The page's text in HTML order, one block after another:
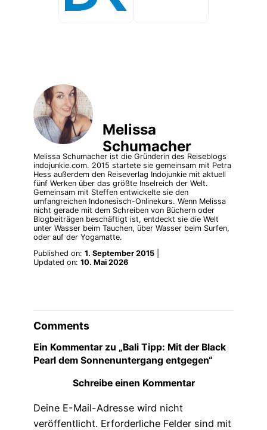
Melissa
Schumacher
Melissa Schumacher ist die Gründerin des Reiseblogs
indojunkie.com. 2015 startete sie gemeinsam mit Petra
Hess außerdem den Reiseverlag Indojunkie mit aktuell
fünf Werken über das größte Inselreich der Welt.
Gemeinsam mit Steffen entwickelte sie den
umfangreichen Indonesisch-Onlinekurs. Wenn Melissa
nicht gerade mit dem Schreiben von Büchern oder
Blogbeiträgen beschäftigt ist, entdeckt sie die Welt
unter Wasser beim Tauchen, über Wasser beim Surfen,
oder auf der Yogamatte.
Published on: 1. September 2015
Updated on: 10. Mai 2026
Comments
Ein Kommentar zu „Bali Tipp: Mit der Black
Pearl dem Sonnenuntergang entgegen“
Schreibe einen Kommentar
Deine E-Mail-Adresse wird nicht
veröffentlicht. Erforderliche Felder sind mit